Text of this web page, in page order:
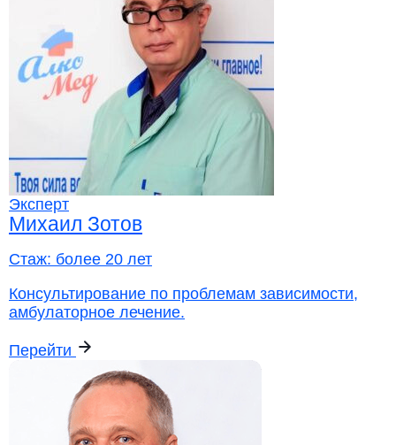
Эксперт
Михаил Зотов
Стаж: более 20 лет
Консультирование по проблемам зависимости,
амбулаторное лечение.
Перейти